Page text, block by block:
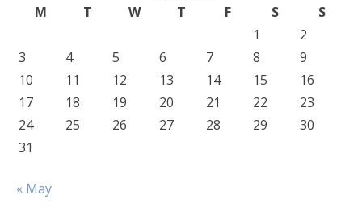
M
T W T F S
S
1
2
3
4 5 6 7 8
9
10
11 12 13 14 15
16
17
18 19 20 21 22
23
24
25 26 27 28 29
30
31
« May